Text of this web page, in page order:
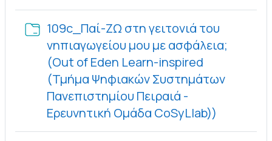
109c_Παί-ΖΩ στη γειτονιά του
νηπιαγωγείου μου με ασφάλεια;
(Out of Eden Learn-inspired
(Τμήμα Ψηφιακών Συστημάτων
Πανεπιστημίου Πειραιά -
Ερευνητική Ομάδα CoSyLlab))